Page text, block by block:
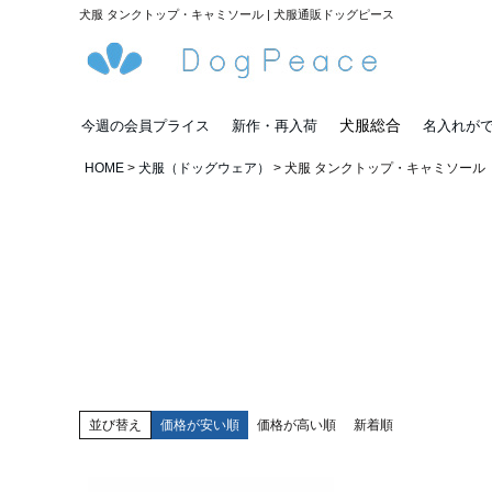
犬服 タンクトップ・キャミソール | 犬服通販ドッグピース
今週の会員プライス 新作・再入荷 犬服総合 名入れが
HOME 犬服（ドッグウェア） 犬服 タンクトップ・キャミソール
並び替え 価格が安い順 価格が高い順 新着順